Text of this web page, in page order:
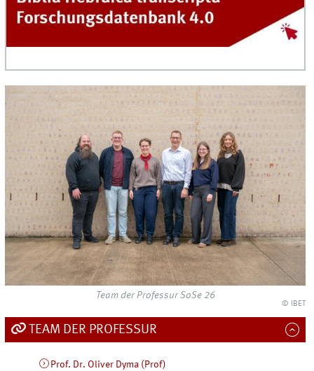
Team der Professur SoSe 26
© IBET
TEAM DER PROFESSUR
Prof. Dr. Oliver Dyma (Prof)